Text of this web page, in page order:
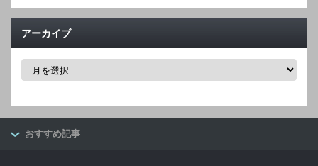
アーカイブ
ア
ブ
おすすめ記事